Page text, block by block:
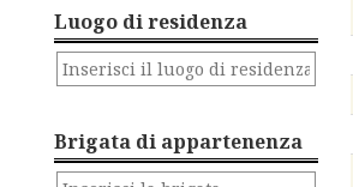
Luogo di residenza
Brigata di appartenenza